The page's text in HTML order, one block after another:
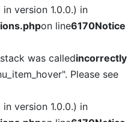
version 1.0.0.) in
on line6170Notice
was calledincorrectly
Please see
version 1.0.0.) in